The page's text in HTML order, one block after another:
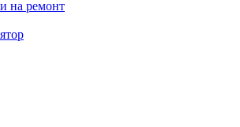
на ремонт